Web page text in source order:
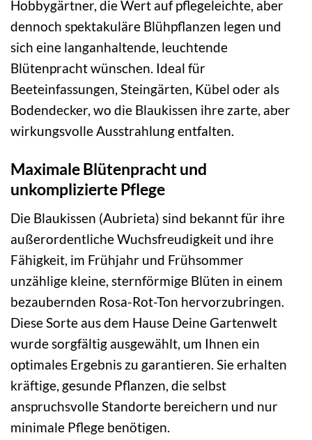
Hobbygärtner, die Wert auf pflegeleichte, aber
dennoch spektakuläre Blühpflanzen legen und
sich eine langanhaltende, leuchtende
Blütenpracht wünschen. Ideal für
Beeteinfassungen, Steingärten, Kübel oder als
Bodendecker, wo die Blaukissen ihre zarte, aber
wirkungsvolle Ausstrahlung entfalten.
Maximale Blütenpracht und
unkomplizierte Pflege
Die Blaukissen (Aubrieta) sind bekannt für ihre
außerordentliche Wuchsfreudigkeit und ihre
Fähigkeit, im Frühjahr und Frühsommer
unzählige kleine, sternförmige Blüten in einem
bezaubernden Rosa-Rot-Ton hervorzubringen.
Diese Sorte aus dem Hause Deine Gartenwelt
wurde sorgfältig ausgewählt, um Ihnen ein
optimales Ergebnis zu garantieren. Sie erhalten
kräftige, gesunde Pflanzen, die selbst
anspruchsvolle Standorte bereichern und nur
minimale Pflege benötigen.